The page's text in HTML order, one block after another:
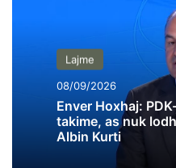
Lajme
08/09/2026
Enver Hoxhaj:
takime, as nuk
Albin Kurti